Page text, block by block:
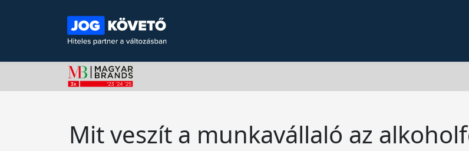
Mit veszít a munkavállaló az